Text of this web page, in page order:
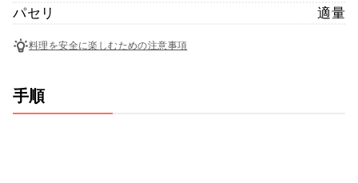
パセリ
適量
料理を安全に楽しむための注意事項
手順